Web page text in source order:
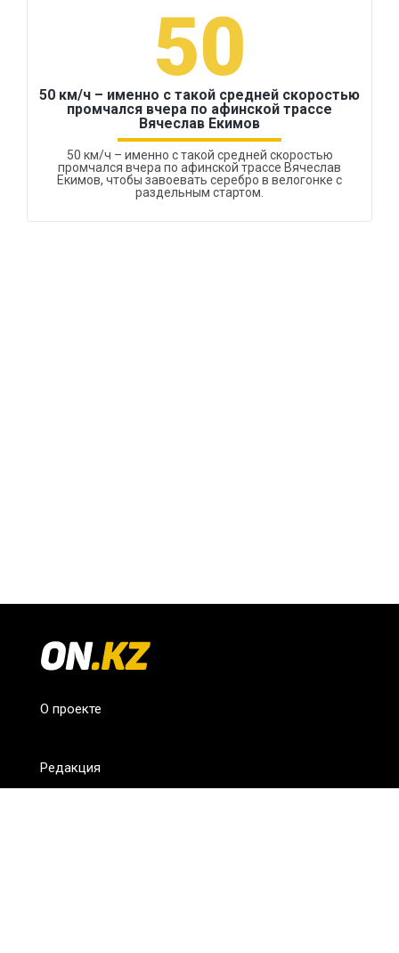
50
50 км/ч – именно с такой средней скоростью
промчался вчера по афинской трассе
Вячеслав Екимов
50 км/ч – именно с такой средней скоростью
промчался вчера по афинской трассе Вячеслав
Екимов, чтобы завоевать серебро в велогонке с
раздельным стартом.
О проекте
Редакция